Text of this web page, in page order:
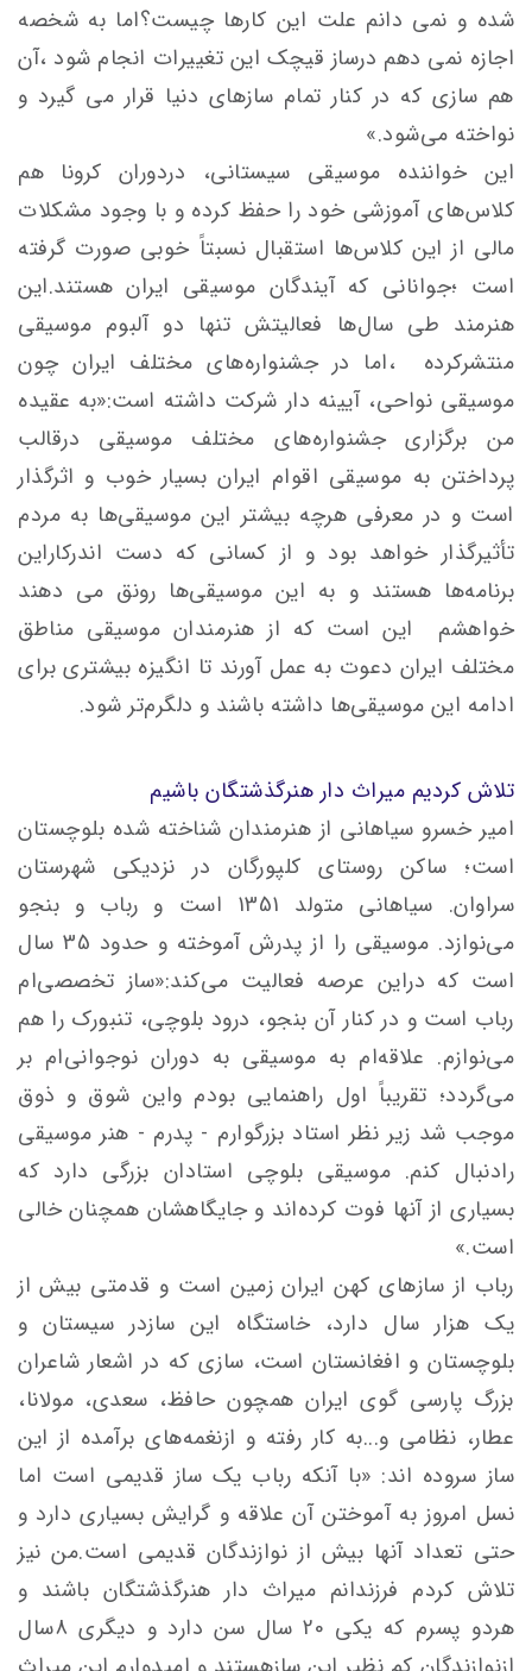
شده و نمی دانم علت این کارها چیست؟اما به شخصه
اجازه نمی دهم درساز قیچک این تغییرات انجام شود ،آن
هم‌ سازی که در کنار تمام سازهای دنیا قرار می گیرد و
نواخته می‌شود.»
این خواننده موسیقی سیستانی، دردوران کرونا هم
کلاس‌های آموزشی خود را حفظ کرده و با وجود مشکلات
مالی از این کلاس‌ها استقبال نسبتاً خوبی صورت گرفته
است ؛جوانانی که آیندگان موسیقی ایران هستند.این
هنرمند طی سال‌ها فعالیتش تنها دو آلبوم موسیقی
منتشرکرده ،اما در جشنواره‌های مختلف ایران چون
موسیقی نواحی، آیینه دار شرکت داشته است:«به عقیده
من برگزاری جشنواره‌های مختلف موسیقی درقالب
پرداختن به موسیقی اقوام ایران بسیار خوب و اثر‌گذار
است و در معرفی هرچه بیشتر این موسیقی‌ها به مردم
تأثیرگذار خواهد بود و از کسانی که دست اندرکاراین
برنامه‌ها هستند و به این موسیقی‌ها رونق می دهند
خواهشم این است که از هنرمندان موسیقی مناطق
مختلف ایران دعوت به عمل آورند تا انگیزه بیشتری برای
ادامه این موسیقی‌ها داشته باشند و دلگرم‌تر شود.
تلاش کردیم میراث دار هنرگذشتگان باشیم
امیر خسرو سیاهانی از هنرمندان شناخته شده بلوچستان
است؛ ساکن روستای کلپورگان در نزدیکی شهرستان
سراوان. سیاهانی متولد 1351 است و رباب و بنجو
می‌نوازد. موسیقی را از پدرش آموخته و حدود 35 سال
است که دراین عرصه فعالیت می‌کند:«ساز تخصصی‌ام
رباب است و در کنار آن بنجو، درود بلوچی، تنبورک را هم
می‌نوازم. علاقه‌ام به موسیقی به دوران نوجوانی‌ام بر
می‌گردد؛ تقریباً اول راهنمایی بودم واین شوق و ذوق
موجب شد زیر نظر استاد بزرگوارم - پدرم - هنر موسیقی
رادنبال کنم. موسیقی بلوچی استادان بزرگی دارد که
بسیاری از آنها فوت کرده‌اند و جایگاهشان همچنان خالی
است.»
رباب از سازهای کهن ایران زمین است و قدمتی بیش از
یک هزار سال دارد، خاستگاه این سازدر سیستان‌ و‌
بلوچستان و افغانستان است، سازی که در اشعار شاعران
بزرگ پارسی گوی ایران همچون حافظ، سعدی، مولانا،
عطار، نظامی و...به کار رفته و ازنغمه‌های برآمده از این
ساز سروده اند: «با آنکه رباب یک ساز قدیمی است اما
نسل امروز به آموختن آن علاقه و گرایش بسیاری دارد و
حتی تعداد آنها بیش از نوازندگان قدیمی است.من نیز
تلاش کردم فرزندانم میراث دار هنرگذشتگان باشند و
هردو پسرم که یکی 20 سال سن دارد و دیگری 8سال